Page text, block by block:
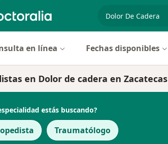
en línea Fechas disponibles
en Dolor de cadera en Zacatecas
estás buscando?
Traumatólogo